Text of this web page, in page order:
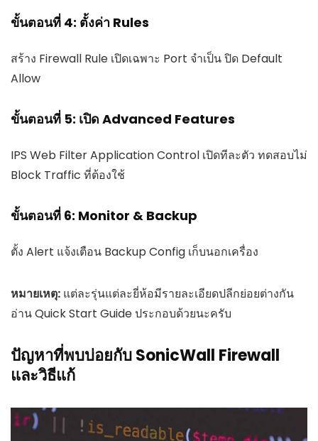
ขั้นตอนที่ 4: ตั้งค่า Rules
สร้าง Firewall Rule เปิดเฉพาะ Port จำเป็น ปิด Default
Allow
ขั้นตอนที่ 5: เปิด Advanced Features
IPS Web Filter Application Control เปิดทีละตัว ทดสอบไม่
Block Traffic ที่ต้องใช้
ขั้นตอนที่ 6: Monitor & Backup
ตั้ง Alert แจ้งเตือน Backup Config เก็บนอกเครื่อง
หมายเหตุ: แต่ละรุ่นแต่ละยี่ห้อมีรายละเอียดปลีกย่อยต่างกัน
อ่าน Quick Start Guide ประกอบด้วยนะครับ
ปัญหาที่พบบ่อยกับ SonicWall Firewall
และวิธีแก้